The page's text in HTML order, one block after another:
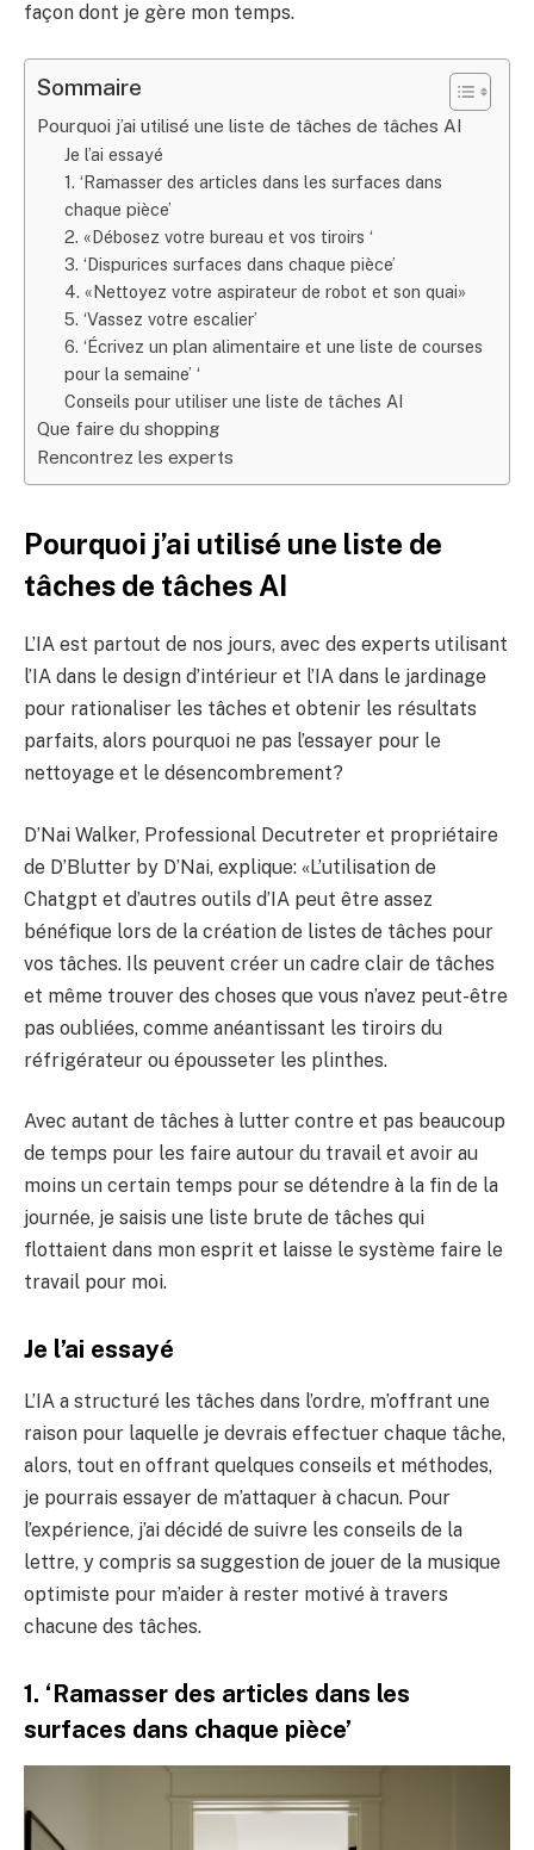
façon dont je gère mon temps.
Sommaire
Pourquoi j’ai utilisé une liste de tâches de tâches AI
Je l’ai essayé
1. ‘Ramasser des articles dans les surfaces dans
chaque pièce’
2. «Débosez votre bureau et vos tiroirs ‘
3. ‘Dispurices surfaces dans chaque pièce’
4. «Nettoyez votre aspirateur de robot et son quai»
5. ‘Vassez votre escalier’
6. ‘Écrivez un plan alimentaire et une liste de courses
pour la semaine’ ‘
Conseils pour utiliser une liste de tâches AI
Que faire du shopping
Rencontrez les experts
Pourquoi j’ai utilisé une liste de
tâches de tâches AI
L’IA est partout de nos jours, avec des experts utilisant
l’IA dans le design d’intérieur et l’IA dans le jardinage
pour rationaliser les tâches et obtenir les résultats
parfaits, alors pourquoi ne pas l’essayer pour le
nettoyage et le désencombrement?
D’Nai Walker, Professional Decutreter et propriétaire
de D’Blutter by D’Nai, explique: «L’utilisation de
Chatgpt et d’autres outils d’IA peut être assez
bénéfique lors de la création de listes de tâches pour
vos tâches. Ils peuvent créer un cadre clair de tâches
et même trouver des choses que vous n’avez peut-être
pas oubliées, comme anéantissant les tiroirs du
réfrigérateur ou épousseter les plinthes.
Avec autant de tâches à lutter contre et pas beaucoup
de temps pour les faire autour du travail et avoir au
moins un certain temps pour se détendre à la fin de la
journée, je saisis une liste brute de tâches qui
flottaient dans mon esprit et laisse le système faire le
travail pour moi.
Je l’ai essayé
L’IA a structuré les tâches dans l’ordre, m’offrant une
raison pour laquelle je devrais effectuer chaque tâche,
alors, tout en offrant quelques conseils et méthodes,
je pourrais essayer de m’attaquer à chacun. Pour
l’expérience, j’ai décidé de suivre les conseils de la
lettre, y compris sa suggestion de jouer de la musique
optimiste pour m’aider à rester motivé à travers
chacune des tâches.
1. ‘Ramasser des articles dans les
surfaces dans chaque pièce’